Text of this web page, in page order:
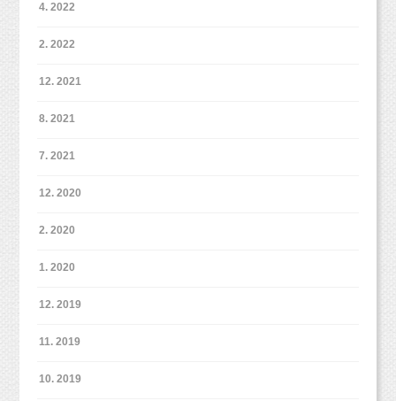
4. 2022
2. 2022
12. 2021
8. 2021
7. 2021
12. 2020
2. 2020
1. 2020
12. 2019
11. 2019
10. 2019